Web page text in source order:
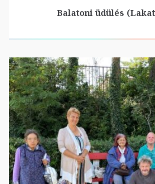
Balatoni üdülés